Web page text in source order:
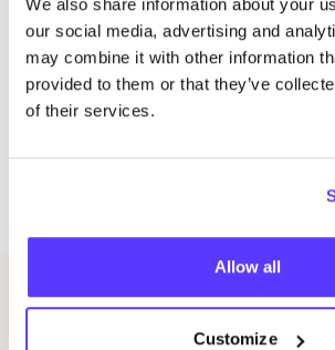
our social media, advertising and
may combine it with other information
provided to them or that they’ve
of their services.
Allow all
Customize
Films, lezin­gen, teken­ses­sie,
nights, …
Pris­ma is een samen­wer­king tus­sen
Arts Fes­ti­val, diver­si­teits­dienst
Gerelateerde